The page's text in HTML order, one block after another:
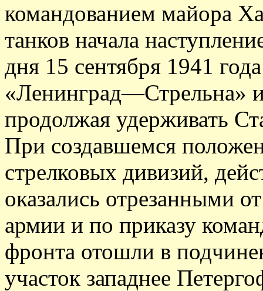
командованием майора
танков начала
дня 15 сентября 1941
«Ленинград—Стрельна»
продолжая удерживать
При создавшемся
стрелковых дивизий,
оказались отрезанными
армии и по приказу
фронта отошли в
участок западнее